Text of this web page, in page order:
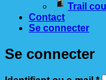
Trail
Contact
Se connecter
Se connecter